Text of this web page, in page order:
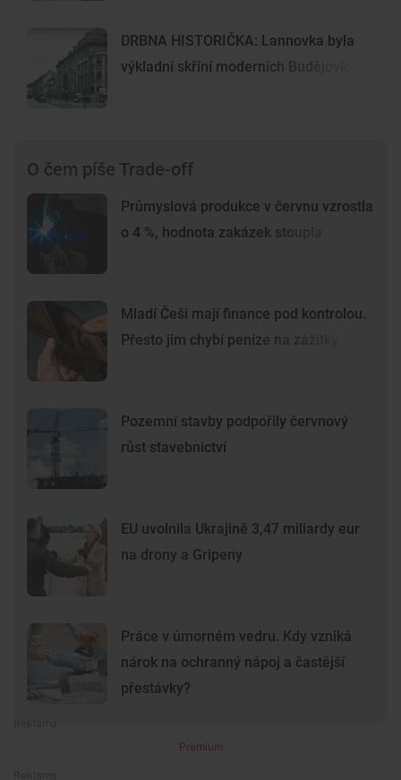
DRBNA HISTORIČKA: Lannovka byla
výkladní skříní moderních Budějovic
O čem píše Trade-off
Průmyslová produkce v červnu vzrostla
o 4 %, hodnota zakázek stoupla
Mladí Češi mají finance pod kontrolou.
Přesto jim chybí peníze na zážitky
Pozemní stavby podpořily červnový
růst stavebnictví
EU uvolnila Ukrajině 3,47 miliardy eur
na drony a Gripeny
Práce v úmorném vedru. Kdy vzniká
nárok na ochranný nápoj a častější
přestávky?
Premium